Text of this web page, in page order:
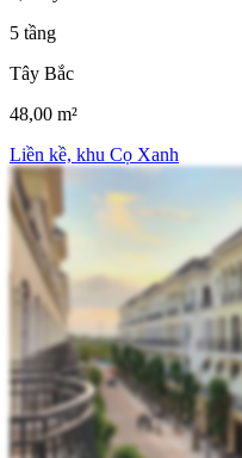
5 tầng
Tây Bắc
48,00 m²
Liền kề, khu Cọ Xanh